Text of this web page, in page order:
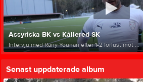
Assyriska BK vs Kållered SK
Intervju med Rany Younan efter 1-2 förlust mot ...
Senast uppdaterade album